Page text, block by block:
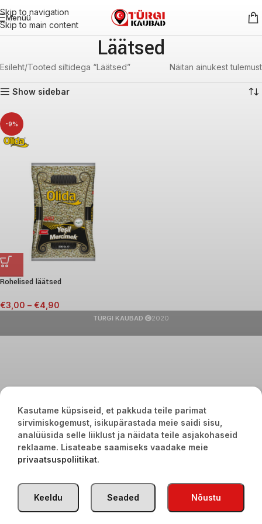
Skip to navigation
Skip to main content
Menüü
Läätsed
Esileht Tooted siltidega “Läätsed” Näitan ainukest tulemust
Show sidebar
-9%
Rohelised läätsed
€3,00 – €4,90
TÜRGI KAUBAD 2020
Kasutame küpsiseid, et pakkuda teile parimat
sirvimiskogemust, isikupärastada meie saidi sisu,
analüüsida selle liiklust ja näidata teile asjakohaseid
reklaame. Lisateabe saamiseks vaadake meie
privaatsuspoliitikat.
Nõustu
Seaded
Keeldu